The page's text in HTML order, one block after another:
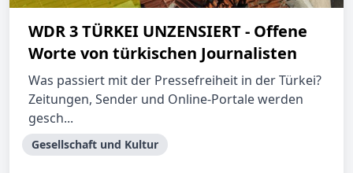
WDR 3 TÜRKEI UNZENSIERT - Offene
Worte von türkischen Journalisten
Was passiert mit der Pressefreiheit in der Türkei?
Zeitungen, Sender und Online-Portale werden
gesch...
Gesellschaft und Kultur